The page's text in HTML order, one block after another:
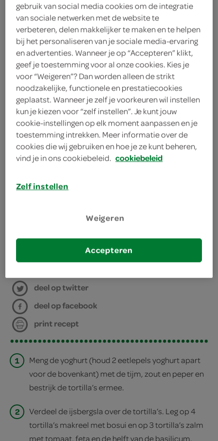
200 gram cherry-/kerstomaatjes
200 gram gerookte zalm
4 lente-/bosuitjes
4 gerookte makreelfilets
1 krop ijsbergsla
8 tortillawraps
1 theelepel gedroogde tijm
1 eetlepel verse tijm
200 milliliter Griekse yoghurt
bereiden
deel op twitter
deel op facebook
print recept
1
Meng de yoghurt (houd 2 eetlepels yoghurt apart
voor de bovenkant) met de tijm, zout en peper en
bestrijk de tortilla’s ermee.
2
Verdeel de ijsbergsla over de tortilla’s. Leg op 4
tortilla’s makreel met bosui en op 3 tortilla’s zalm
met tomaat, feta en de helft van de basilicum.
gebruik van social media cookies om de integratie
van sociale netwerken met de website te
verbeteren, delen makkelijker te maken en te helpen
bij het personaliseren van je sociale media-ervaring
en advertenties. Wanneer je op “Accepteren” klikt,
geef je toestemming voor al onze cookies. Kies je
voor “Weigeren”? Dan worden alleen de strikt
noodzakelijke, functionele en prestatiecookies
geplaatst. Wanneer je zelf je voorkeuren wil instellen
kun je kiezen voor “zelf instellen”. Je kunt jouw
cookie-instellingen op elk moment aanpassen en je
toestemming intrekken. Meer informatie over de
cookies die wij gebruiken en hoe je ze kunt beheren,
vind je in ons cookiebeleid. cookiebeleid
Zelf instellen
Weigeren
Accepteren